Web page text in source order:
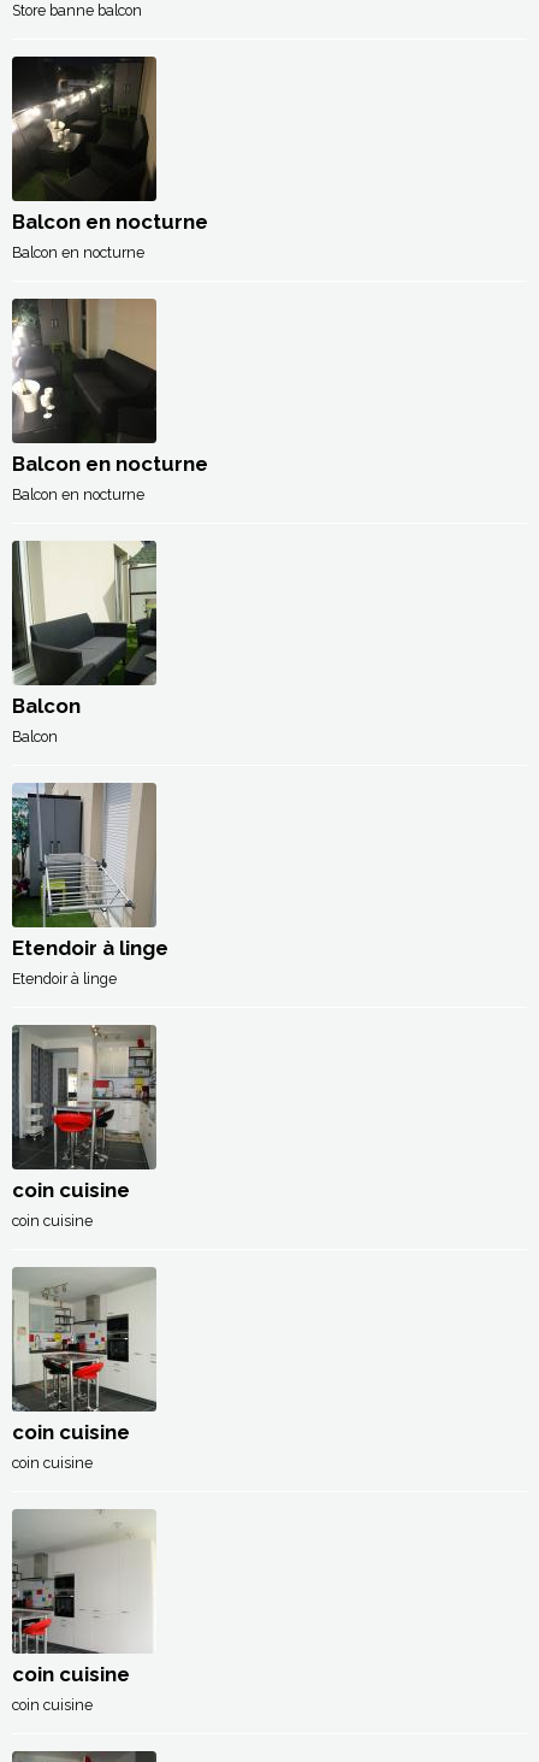
Store banne balcon
Balcon en nocturne
Balcon en nocturne
Balcon en nocturne
Balcon en nocturne
Balcon
Balcon
Etendoir à linge
Etendoir à linge
coin cuisine
coin cuisine
coin cuisine
coin cuisine
coin cuisine
coin cuisine